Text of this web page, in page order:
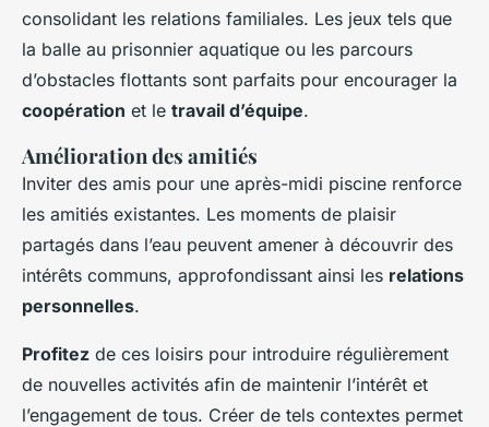
consolidant les relations familiales. Les jeux tels que
la balle au prisonnier aquatique ou les parcours
d’obstacles flottants sont parfaits pour encourager la
coopération et le travail d’équipe.
Amélioration des amitiés
Inviter des amis pour une après-midi piscine renforce
les amitiés existantes. Les moments de plaisir
partagés dans l’eau peuvent amener à découvrir des
intérêts communs, approfondissant ainsi les relations
personnelles.
Profitez de ces loisirs pour introduire régulièrement
de nouvelles activités afin de maintenir l’intérêt et
l’engagement de tous. Créer de tels contextes permet